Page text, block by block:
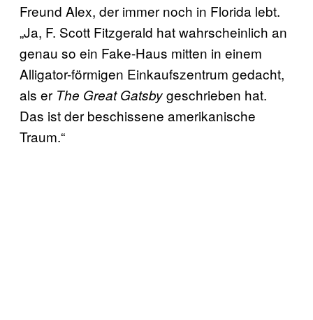
Freund Alex, der immer noch in Florida lebt.
„Ja, F. Scott Fitzgerald hat wahrscheinlich an
genau so ein Fake-Haus mitten in einem
Alligator-förmigen Einkaufszentrum gedacht,
als er The Great Gatsbygeschrieben hat.
Das ist der beschissene amerikanische
Traum.“